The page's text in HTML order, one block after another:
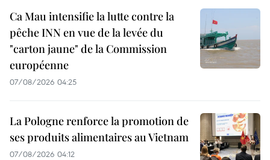
Ca Mau intensifie la lutte contre la
pêche INN en vue de la levée du
"carton jaune" de la Commission
européenne
07/08/2026 04:25
La Pologne renforce la promotion de
ses produits alimentaires au Vietnam
07/08/2026 04:12